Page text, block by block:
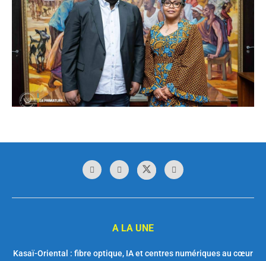
A LA UNE
Kasaï-Oriental : fibre optique, IA et centres numériques au cœur